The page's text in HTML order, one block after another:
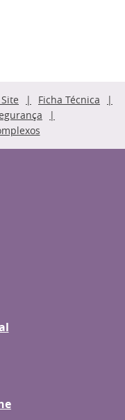
Ficha Técnica